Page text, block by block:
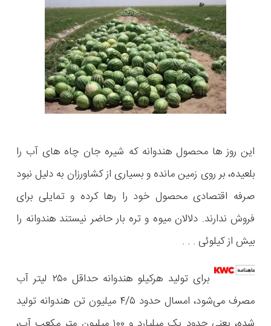
این روز ها محصول هندوانه که شیره جان چاه های آب را
بلعیده، بر روی زمین مانده و بسیاری از کشاورزان به دلیل نبود
صرفه اقتصادی محصول خود را رها کرده و تمایلی برای
فروش ندارند. دلالان میوه و تره بار حاضر نیستند هندوانه را
بیش از کیلوئی . . .
برای تولید هرکیلو هندوانه حداقل ۲۵۰ لیتر آب
مصرف می‌شود، امسال حدود ۴/۵ میلیون تن هندوانه تولید